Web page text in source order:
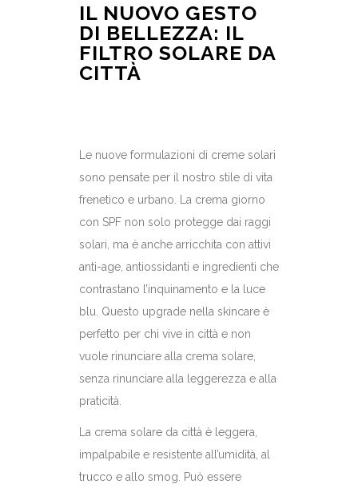
IL NUOVO GESTO
DI BELLEZZA: IL
FILTRO SOLARE DA
CITTÀ
Le nuove formulazioni di creme solari
sono pensate per il nostro stile di vita
frenetico e urbano. La crema giorno
con SPF non solo protegge dai raggi
solari, ma è anche arricchita con attivi
anti-age, antiossidanti e ingredienti che
contrastano l’inquinamento e la luce
blu. Questo upgrade nella skincare è
perfetto per chi vive in città e non
vuole rinunciare alla crema solare,
senza rinunciare alla leggerezza e alla
praticità.
La crema solare da città è leggera,
impalpabile e resistente all’umidità, al
trucco e allo smog. Può essere